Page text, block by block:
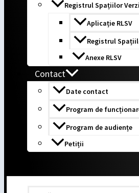
Registrul Spațiilor Verzi
Aplicație RLSV
Registrul
Anexe RLSV
Contact
Date contact
Program de
Program de audiențe
Petiții